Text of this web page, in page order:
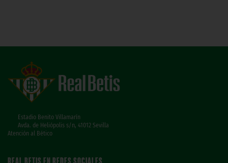
Estadio Benito Villamarín
Avda. de Heliópolis s/n, 41012 Sevilla
Atención al Bético